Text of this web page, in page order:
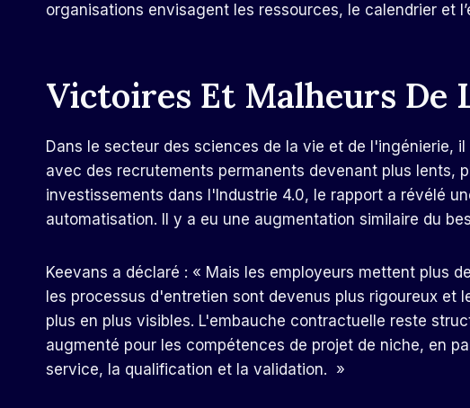
organisations envisagent les ressources, le calendrier et
Victoires Et Malheurs De
Dans le secteur des sciences de la vie et de l'ingénierie,
avec des recrutements permanents devenant plus lents,
investissements dans l'Industrie 4.0, le rapport a révélé
automatisation. Il y a eu une augmentation similaire du
Keevans a déclaré : « Mais les employeurs mettent plus
les processus d'entretien sont devenus plus rigoureux et
plus en plus visibles. L'embauche contractuelle reste
augmenté pour les compétences de projet de niche, en
service, la qualification et la validation. »